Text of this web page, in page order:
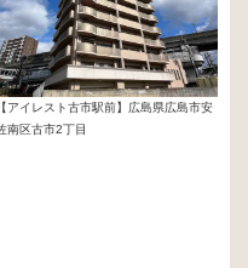
【アイレスト古市駅前】広島県広島市安
南区古市2丁目